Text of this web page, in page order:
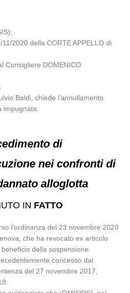
2020 della CORTE APPELLO di
Consigliere DOMENICO
Baldi, chiede l’annullamento
impugnata.
di
nei confronti di
alloglotta
IN FATTO
l’ordinanza del 23 novembre 2020
che ha revocato ex articolo
della sospensione
concesso dal
del 27 novembre 2017,